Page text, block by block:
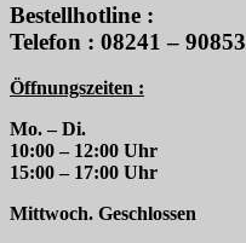
Bestellhotline :
Telefon : 08241 – 90853
Öffnungszeiten :
Mo. – Di.
10:00 – 12:00 Uhr
15:00 – 17:00 Uhr
Mittwoch. Geschlossen